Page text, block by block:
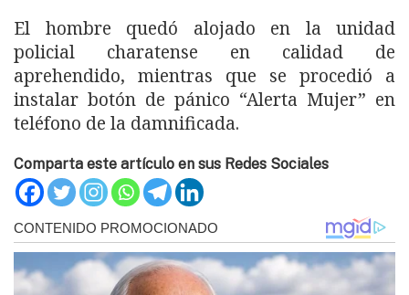
El hombre quedó alojado en la unidad
policial charatense en calidad de
aprehendido, mientras que se procedió a
instalar botón de pánico “Alerta Mujer” en
teléfono de la damnificada.
Comparta este artículo en sus Redes Sociales